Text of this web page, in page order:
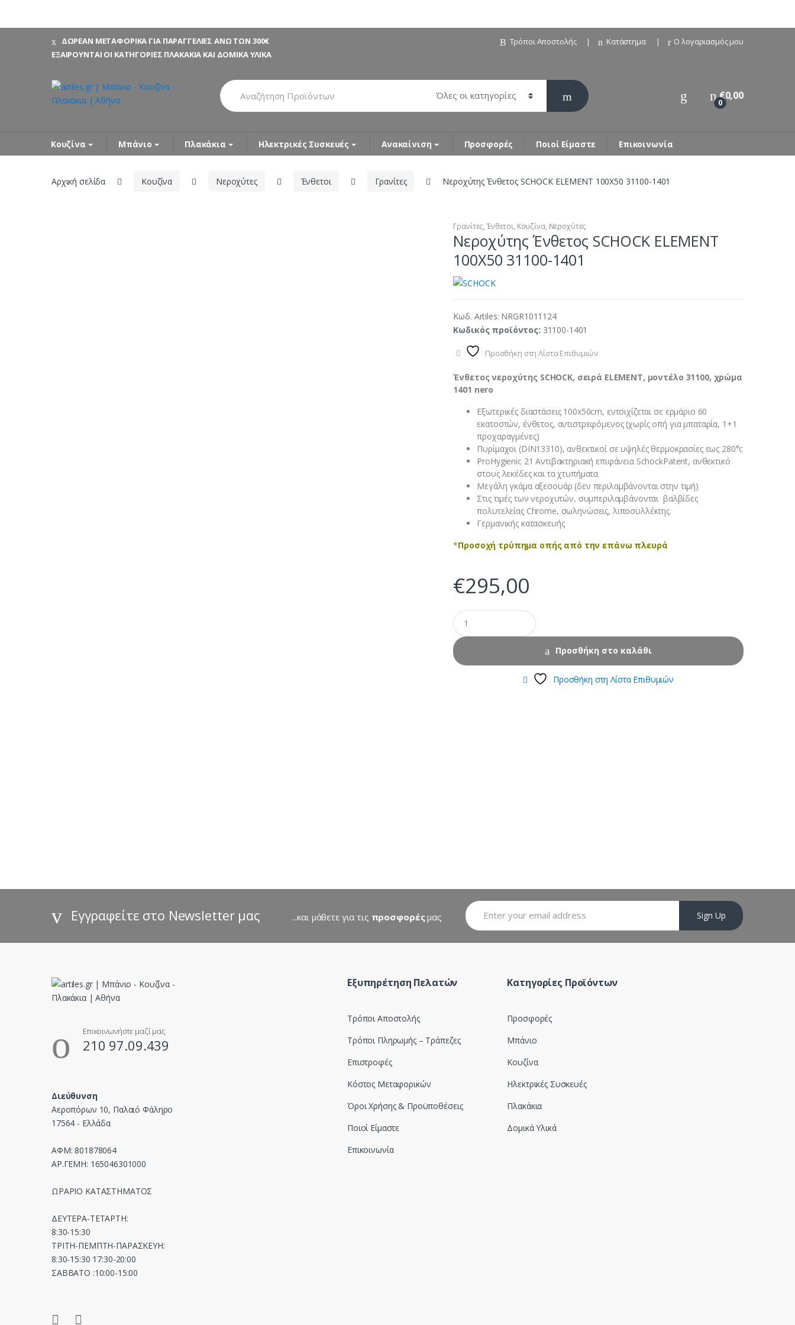
ΔΩΡΕΑΝ ΜΕΤΑΦΟΡΙΚΑ ΓΙΑ ΠΑΡΑΓΓΕΛΙΕΣ ΑΝΩ ΤΩΝ 300€
ΕΞΑΙΡΟΥΝΤΑΙ ΟΙ ΚΑΤΗΓΟΡΙΕΣ ΠΛΑΚΑΚΙΑ ΚΑΙ ΔΟΜΙΚΑ ΥΛΙΚΑ
Τρόποι Αποστολής Κατάστημα Ο λογαριασμός μου
Search
for:
0
€0,00
Κουζίνα Μπάνιο Πλακάκια Ηλεκτρικές Συσκευές Ανακαίνιση Προσφορές Ποιοί Είμαστε Επικοινωνία
Αρχική σελίδα Κουζίνα Νεροχύτες Ένθετοι Γρανίτες Νεροχύτης Ένθετος SCHOCK ELEMENT 100X50 31100-1401
Γρανίτες, Ένθετοι, Κουζίνα, Νεροχύτες
Νεροχύτης Ένθετος SCHOCK ELEMENT
100X50 31100-1401
Κωδ. Artiles: NRGR1011124
Κωδικός προϊόντος: 31100-1401
Προσθήκη στη Λίστα Επιθυμιών
Ένθετος νεροχύτης SCHOCK, σειρά ELEMENT, μοντέλο 31100, χρώμα
1401 nero
Εξωτερικές διαστάσεις 100x50cm, εντοιχίζεται σε ερμάριο 60
εκατοστών, ένθετος, αντιστρεφόμενος (χωρίς οπή για μπαταρία, 1+1
προχαραγμένες)
Πυρίμαχοι (DIN13310), ανθεκτικοί σε υψηλές θερμοκρασίες εως 280°c
ProHygienic 21 Αντιβακτηριακή επιφάνεια SchockPatent, ανθεκτικό
στους λεκέδες και τα χτυπήματα
Μεγάλη γκάμα αξεσουάρ (δεν περιλαμβάνονται στην τιμή)
Στις τιμές των νεροχυτών, συμπεριλαμβάνονται βαλβίδες
πολυτελείας Chrome, σωληνώσεις, λιποσυλλέκτης.
Γερμανικής κατασκευής
*Προσοχή τρύπημα οπής από την επάνω πλευρά
€295,00
Προσθήκη στο καλάθι
Προσθήκη στη Λίστα Επιθυμιών
d
C
Εγγραφείτε στο Newsletter μας ...και μάθετε για τις προσφορέςμας Sign Up
Εξυπηρέτηση Πελατών
Τρόποι Αποστολής
Τρόποι Πληρωμής – Τράπεζες
Επιστροφές
Κόστος Μεταφορικών
Όροι Χρήσης & Προϋποθέσεις
Ποιοί Είμαστε
Επικοινωνία
Κατηγορίες Προϊόντων
Προσφορές
Μπάνιο
Κουζίνα
Ηλεκτρικές Συσκευές
Πλακάκια
Δομικά Υλικά
Επικοινωνήστε μαζί μας
210 97.09.439
Διεύθυνση
Αεροπόρων 10, Παλαιό Φάληρο
17564 - Ελλάδα
ΑΦΜ: 801878064
ΑΡ.ΓΕΜΗ: 165046301000
ΩΡΑΡΙΟ ΚΑΤΑΣΤΗΜΑΤΟΣ
ΔΕΥΤΕΡΑ-ΤΕΤΑΡΤΗ:
8:30-15:30
ΤΡΙΤΗ-ΠΕΜΠΤΗ-ΠΑΡΑΣΚΕΥΗ:
8:30-15:30 17:30-20:00
ΣΑΒΒΑΤΟ :10:00-15:00